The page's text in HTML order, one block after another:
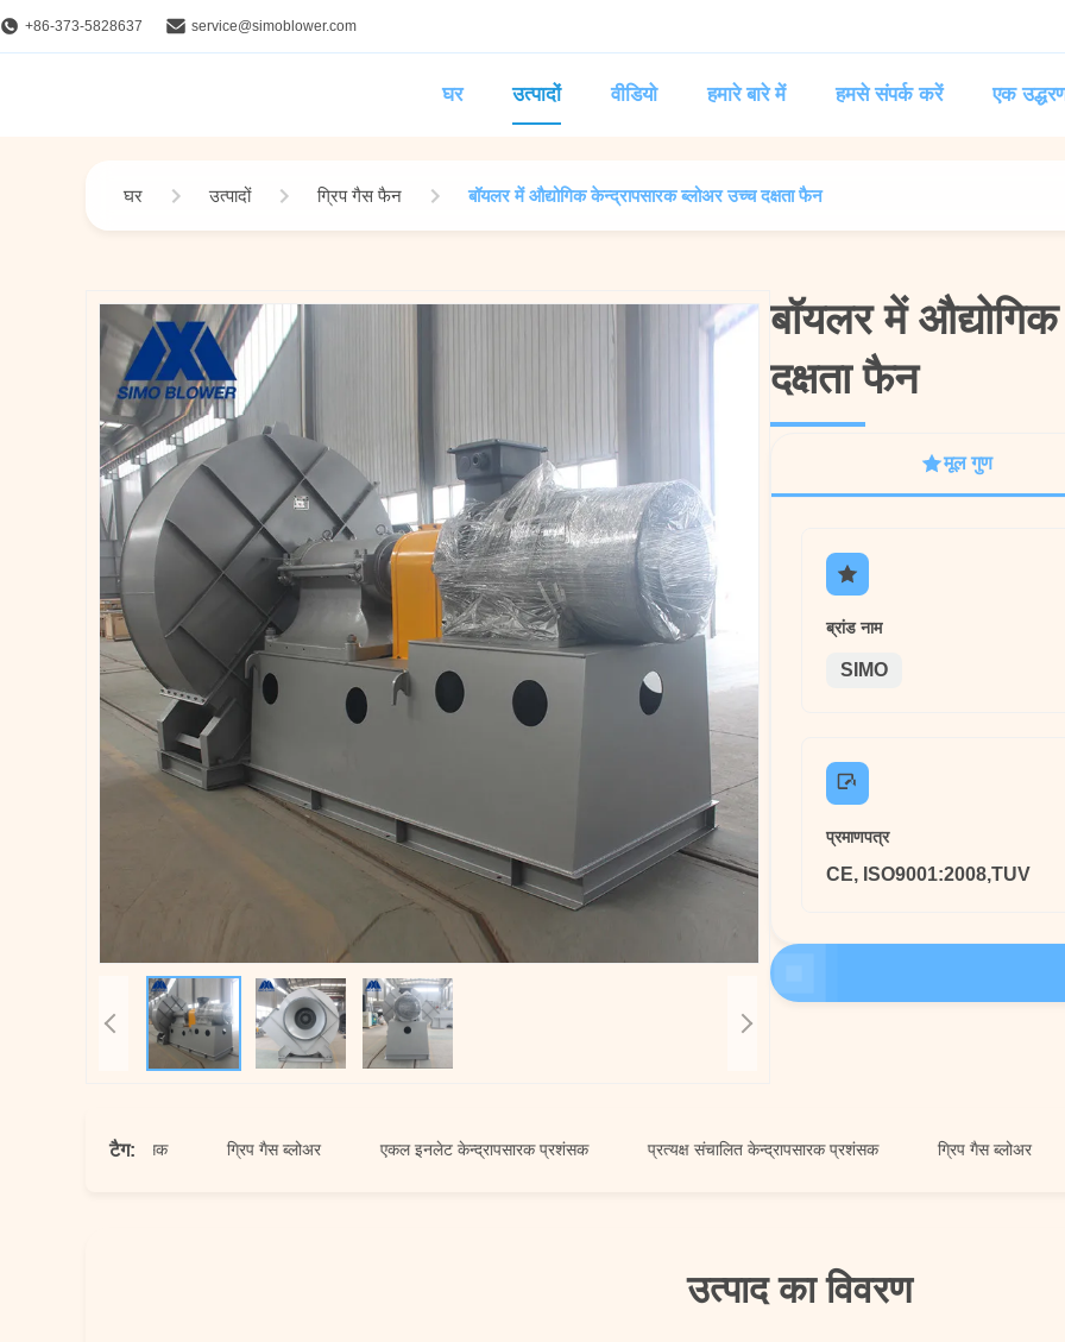
+86-373-5828637 service@simoblower.com
घर उत्पादों वीडियो हमारे बारे में हमसे संपर्क करें एक
घर उत्पादों ग्रिप गैस फैन बॉयलर में औद्योगिक केन्द्रापसारक ब्लोअर उच्च दक्षता फैन
बॉयलर में
दक्षता फैन
बॉयलर में
दक्षता फैन
मूल गुण
ब्रांड नाम
SIMO
प्रमाणपत्र
CE, ISO9001:2008,TUV
टैग:
प्रशंसक ग्रिप गैस ब्लोअर एकल इनलेट केन्द्रापसारक प्रशंसक प्रत्यक्ष संचालित केन्द्रापसारक प्रशंसक ग्रिप गैस ब्लोअर
उत्पाद का विवरण